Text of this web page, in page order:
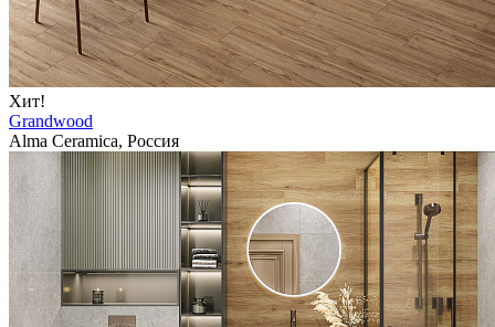
Хит!
Grandwood
Alma Ceramica, Россия